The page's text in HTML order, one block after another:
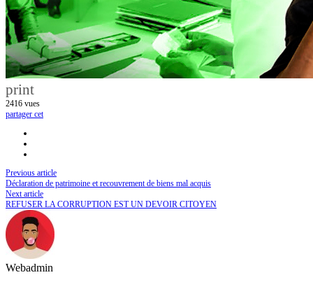
print
2416 vues
partager cet
Previous article
Déclaration de patrimoine et recouvrement de biens mal acquis
Next article
REFUSER LA CORRUPTION EST UN DEVOIR CITOYEN
Webadmin